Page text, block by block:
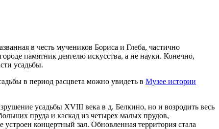
в честь мучеников Бориса и Глеба, частично
памятник деятелю искусства, а не науки. Конечно,
усадьбы.
в период расцвета можно увидеть в Музее истории
усадьбы XVIII века в д. Белкино, но и возродить весь
пруда и каскад из четырех малых прудов,
концертный зал. Обновленная территория стала